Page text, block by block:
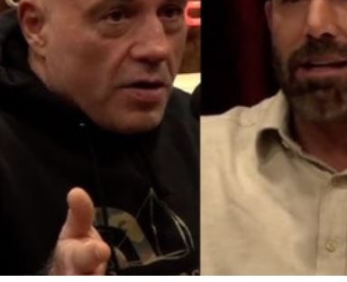
ХУВИАР ТАТВАР СУУТГАНА
АЛДАРТ
ХАМТЛАГИЙН
KEATING АНХ
ДУУЛНА